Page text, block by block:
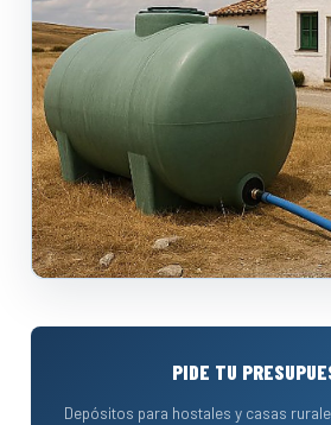
PIDE TU
Depósitos para hostales y casas